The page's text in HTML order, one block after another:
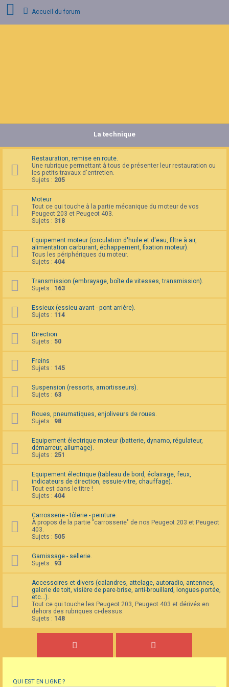
s
Accueil du forum
La technique
Restauration, remise en route.
Une rubrique permettant à tous de présenter leur restauration ou
les petits travaux d'entretien.
Sujets : 205
Moteur
Tout ce qui touche à la partie mécanique du moteur de vos
Peugeot 203 et Peugeot 403.
Sujets : 318
Equipement moteur (circulation d'huile et d'eau, filtre à air,
alimentation carburant, échappement, fixation moteur).
Tous les périphériques du moteur.
Sujets : 404
Transmission (embrayage, boîte de vitesses, transmission).
Sujets : 163
Essieux (essieu avant - pont arrière).
Sujets : 114
Direction
Sujets : 50
Freins
Sujets : 145
Suspension (ressorts, amortisseurs).
Sujets : 63
Roues, pneumatiques, enjoliveurs de roues.
Sujets : 98
Equipement électrique moteur (batterie, dynamo, régulateur,
démarreur, allumage).
Sujets : 251
Equipement électrique (tableau de bord, éclairage, feux,
indicateurs de direction, essuie-vitre, chauffage).
Tout est dans le titre !
Sujets : 404
Carrosserie - tôlerie - peinture.
À propos de la partie "carrosserie" de nos Peugeot 203 et Peugeot
403.
Sujets : 505
Garnissage - sellerie.
Sujets : 93
Accessoires et divers (calandres, attelage, autoradio, antennes,
galerie de toit, visière de pare-brise, anti-brouillard, longues-portée,
etc...).
Tout ce qui touche les Peugeot 203, Peugeot 403 et dérivés en
dehors des rubriques ci-dessus.
Sujets : 148
QUI EST EN LIGNE ?